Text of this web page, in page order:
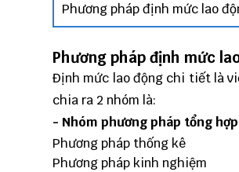
Phương pháp định mức lao
Phương pháp định mức
Định mức lao động chi tiết là
chia ra 2 nhóm là:
- Nhóm phương pháp tổng hợp
Phương pháp thống kê
Phương pháp kinh nghiệm